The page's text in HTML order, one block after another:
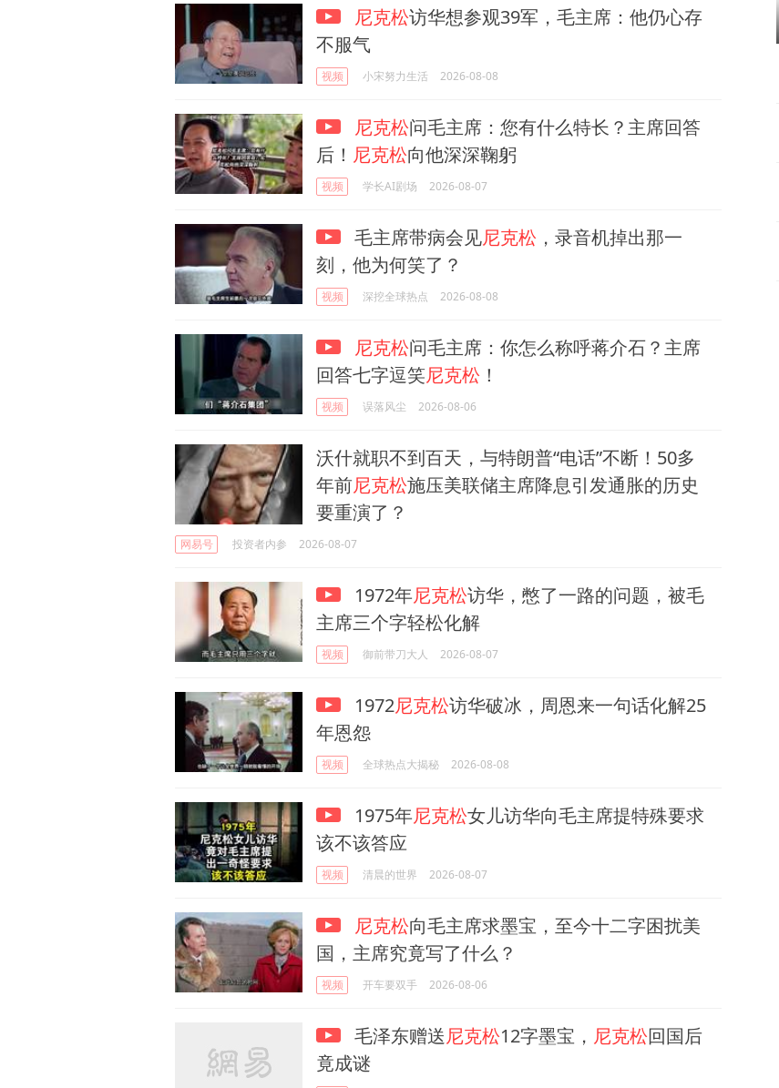
尼克松访华想参观39军，毛主席：他仍心存
不服气
视频 小宋努力生活 2026-08-08
尼克松问毛主席：您有什么特长？主席回答
后！ 尼克松向他深深鞠躬
视频 学长AI剧场 2026-08-07
毛主席带病会见尼克松 ，录音机掉出那一
刻，他为何笑了？
视频 深挖全球热点 2026-08-08
尼克松问毛主席：你怎么称呼蒋介石？主席
回答七字逗笑尼克松 ！
视频 误落风尘 2026-08-06
沃什就职不到百天，与特朗普“电话”不断！50多
年前尼克松施压美联储主席降息引发通胀的历史
要重演了？
网易号 投资者内参 2026-08-07
1972年尼克松访华，憋了一路的问题，被毛
主席三个字轻松化解
视频 御前带刀大人 2026-08-07
1972尼克松访华破冰，周恩来一句话化解25
年恩怨
视频 全球热点大揭秘 2026-08-08
1975年尼克松女儿访华向毛主席提特殊要求
该不该答应
视频 清晨的世界 2026-08-07
尼克松向毛主席求墨宝，至今十二字困扰美
国，主席究竟写了什么？
视频 开车要双手 2026-08-06
毛泽东赠送尼克松12字墨宝， 尼克松回国后
竟成谜